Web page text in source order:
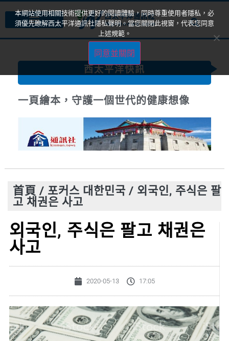
西太平洋快訊
一頁繪本，守護一個世代的健康想像
首頁 / 포커스 대한민국 / 외국인, 주식은 팔
고 채권은 사고
외국인, 주식은 팔고 채권은
사고
2020-05-13 17:05
本網站使用相關技術提供更好的閱讀體驗，同時尊重使用者隱私，必
須優先瞭解西太平洋通訊社隱私聲明。當您關閉此視窗，代表您同意
上述規範。
同意並關閉